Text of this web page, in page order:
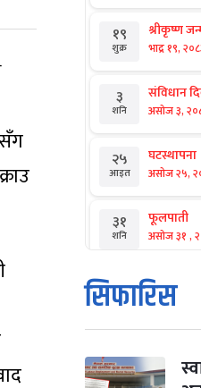
१९
शुक्र
श्रीकृष्ण
भाद्र १९,
३
शनि
संविधान
असोज ३,
२५
आइत
घटस्थापना
असोज २५,
३१
शनि
फूलपाती
असोज ३१ ,
१
आइत
कार्तिक
कार्तिक १,
मंगल कार्तिक ३,
सिफारिस